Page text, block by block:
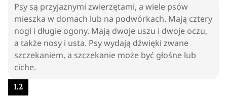
Psy są przyjaznymi zwierzętami, a wiele psów
mieszka w domach lub na podwórkach. Mają cztery
nogi i długie ogony. Mają dwoje uszu i dwoje oczu,
a także nosy i usta. Psy wydają dźwięki zwane
szczekaniem, a szczekanie może być głośne lub
ciche.
1.2